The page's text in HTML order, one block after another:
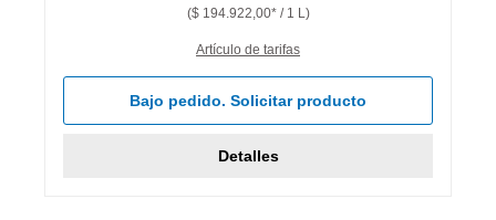
($ 194.922,00* / 1 L)
Artículo de tarifas
Bajo pedido. Solicitar producto
Detalles